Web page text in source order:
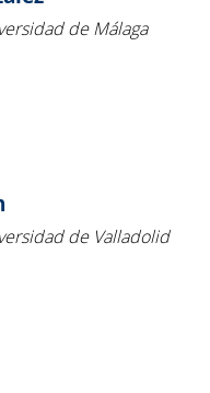
de Málaga
de Valladolid